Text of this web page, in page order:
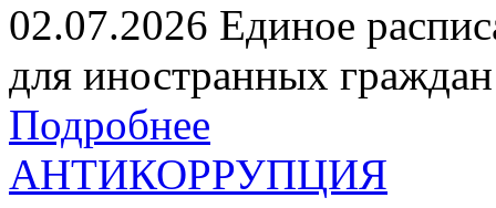
02.07.2026 Единое
для иностранных
Подробнее
АНТИКОРРУПЦИЯ